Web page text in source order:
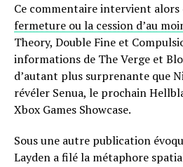
Ce commentaire intervient alors
fermeture ou la cession d’au
Theory, Double Fine et
informations de The Verge et
d’autant plus surprenante que
révéler Senua, le prochain
Xbox Games Showcase.
Sous une autre publication
Layden a filé la métaphore